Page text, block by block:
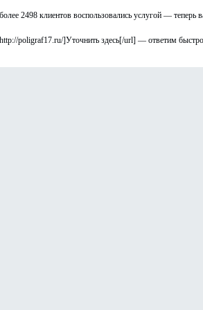
2498 клиентов воспользовались услугой — теперь
poligraf17.ru/]Уточнить здесь[/url] — ответим